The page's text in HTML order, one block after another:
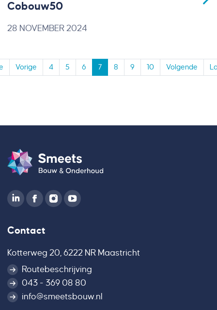
Cobouw50
28 NOVEMBER 2024
Vorige 4 5 6 7 8 9 10 Volgende
Contact
Kotterweg 20, 6222 NR Maastricht
Routebeschrijving
043 - 369 08 80
info@smeetsbouw.nl